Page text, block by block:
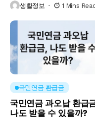
생활정보 1 Mins
국민연금 환급금
국민연금 과오납 환급
나도 받을 수 있을까?